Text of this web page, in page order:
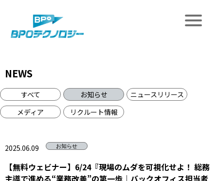
NEWS
すべて お知らせ
ニュースリリース
メディア
リクルート情報
2025.06.09 お知らせ
【無料ウェビナー】6/24『現場のムダを可視化せよ！ 総務